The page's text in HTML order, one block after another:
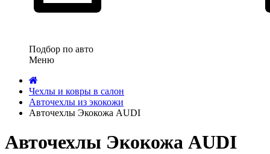
Подбор по авто
Меню
Чехлы и ковры в салон
Авточехлы из экокожи
Авточехлы Экокожа AUDI
Авточехлы Экокожа AUDI